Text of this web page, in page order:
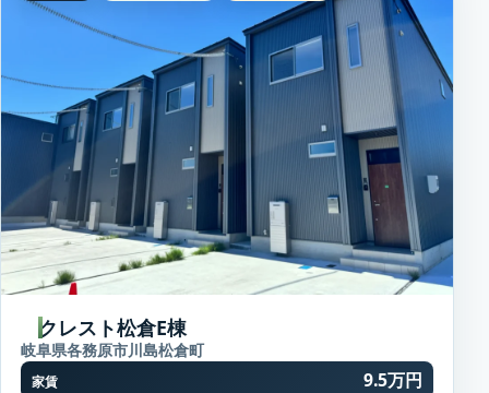
クレスト松倉E棟
岐阜県各務原市川島松倉町
家賃 9.5万円